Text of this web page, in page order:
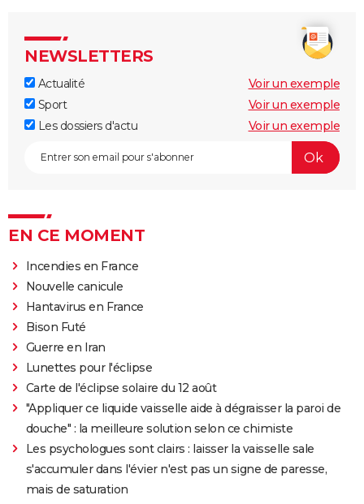
NEWSLETTERS
Actualité
Voir un exemple
Sport
Voir un exemple
Les dossiers d'actu
Voir un exemple
EN CE MOMENT
Incendies en France
Nouvelle canicule
Hantavirus en France
Bison Futé
Guerre en Iran
Lunettes pour l'éclipse
Carte de l'éclipse solaire du 12 août
"Appliquer ce liquide vaisselle aide à dégraisser la paroi de
douche" : la meilleure solution selon ce chimiste
Les psychologues sont clairs : laisser la vaisselle sale
s'accumuler dans l'évier n'est pas un signe de paresse,
mais de saturation